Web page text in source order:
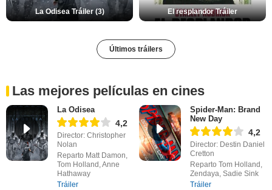
La Odisea Tráiler (3) El resplandor Tráiler
Últimos tráilers
Las mejores películas en cines
La Odisea
4,2
Director: Christopher
Nolan
Reparto Matt Damon,
Tom Holland, Anne
Hathaway
Tráiler
Spider-Man: Brand
New Day
4,2
Director: Destin Daniel
Cretton
Reparto Tom Holland,
Zendaya, Sadie Sink
Tráiler